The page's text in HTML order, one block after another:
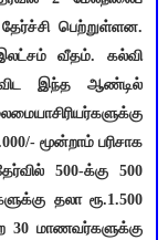
பெற்றுள்ளன.
வீதம். கல்வி
இந்த ஆண்டில்
மூன்றாம் பரிசாக
500-க்கு 500
தலா ரூ.1.500
30 மாணவர்களுக்கு